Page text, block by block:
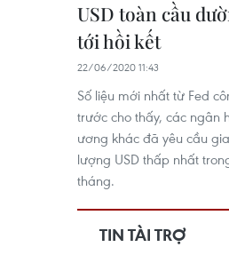
USD toàn cầu
tới hồi kết
22/06/2020 11:43
Số liệu mới nhất từ Fed
trước cho thấy, các ngân
ương khác đã yêu cầu
lượng USD thấp nhất
tháng.